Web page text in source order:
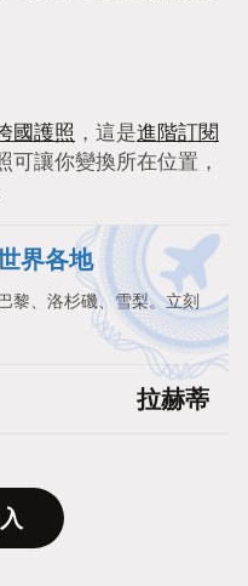
國護照 ，這是進階訂閱
讓你變換所在位置，
界各地
黎、洛杉磯、雪梨。立刻
拉赫蒂